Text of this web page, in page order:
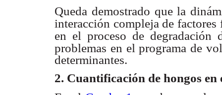
Queda demostrado que la
interacción compleja de factores
en el proceso de degradación
problemas en el programa de
determinantes.
2. Cuantificación de hongos en